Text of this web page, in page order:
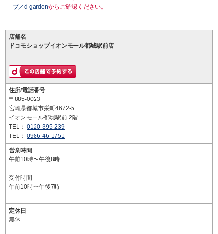
プ／d gardenからご確認ください。
店舗名
ドコモショップイオンモール都城駅前店
住所/電話番号
〒885-0023
宮崎県都城市栄町4672-5
イオンモール都城駅前 2階
TEL： 0120-395-239
TEL： 0986-46-1751
営業時間
午前10時〜午後8時
受付時間
午前10時〜午後7時
定休日
無休